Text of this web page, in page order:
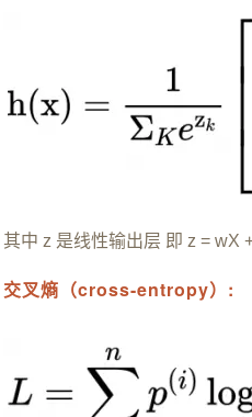
其中 z 是线性输出层 即 z = wX
交叉熵（cross-entropy）: